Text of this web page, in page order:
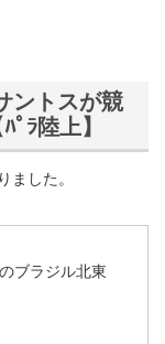
ントスが競
ﾗ陸上】
ました。
ブラジル北東